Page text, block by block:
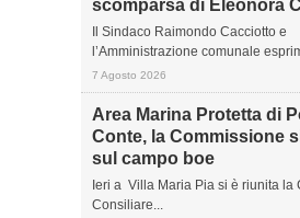
scomparsa di Eleonora
Il Sindaco Raimondo Cacciotto e
l’Amministrazione comunale
7 Agosto 2026
Area Marina Protetta di
Conte, la Commissione
sul campo boe
Ieri a Villa Maria Pia si è riunita la
Consiliare...